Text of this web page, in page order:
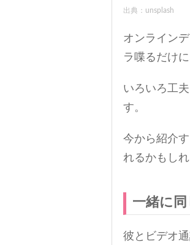
出典：unsplash
オンライン
ラ喋るだけ
いろいろ工
す。
今から紹介
れるかもしれ
一緒に
彼とビデオ